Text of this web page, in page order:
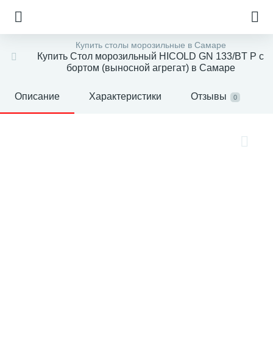
Купить столы морозильные в Самаре
Купить Стол морозильный HICOLD GN 133/BT P с
бортом (выносной агрегат) в Самаре
Описание Характеристики Отзывы 0